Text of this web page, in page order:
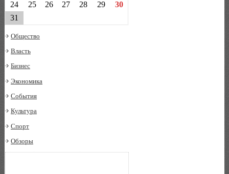
24
25 26 27 28 29
30
31
Общество
Власть
Бизнес
Экономика
События
Культура
Спорт
Обзоры